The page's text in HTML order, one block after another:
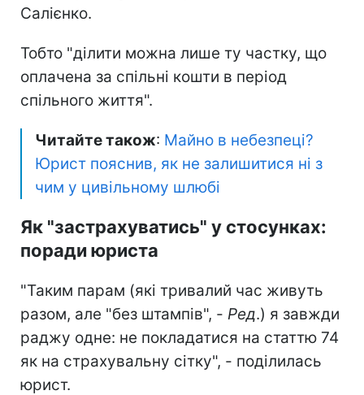
Салієнко.
Тобто "ділити можна лише ту частку, що
оплачена за спільні кошти в період
спільного життя".
Читайте також: Майно в небезпеці?
Юрист пояснив, як не залишитися ні з
чим у цивільному шлюбі
Як "застрахуватись" у стосунках:
поради юриста
"Таким парам (які тривалий час живуть
разом, але "без штампів", - Ред.) я завжди
раджу одне: не покладатися на статтю 74
як на страхувальну сітку", - поділилась
юрист.